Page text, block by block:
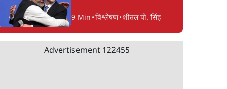
9 Min •विश्लेषण•शीतल पी. सिंह
Advertisement 122455